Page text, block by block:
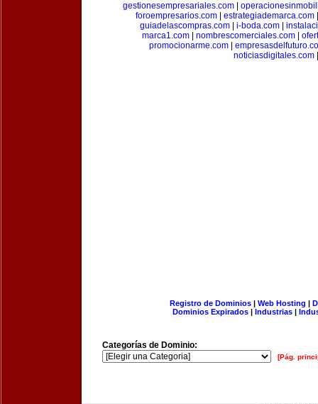
gestionesempresariales.com
foroempresarios.com| estrategiademarca.com
guiadelascompras.com
i-boda.com
marca1.com| nombrescomerciales.com|
promocionarme.com|
noticiasdigitales.com
Registro de Dominios| Web Hosting |
Dominios Expirados | Industrias |
Categorías de Dominio:
[Pág.